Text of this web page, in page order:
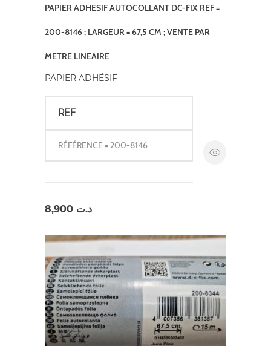
PAPIER ADHESIF AUTOCOLLANT DC-FIX REF =
200-8146 ; LARGEUR = 67,5 CM ; VENTE PAR
METRE LINEAIRE
PAPIER ADHÉSIF
REF
RÉFÉRENCE = 200-8146
د.ت